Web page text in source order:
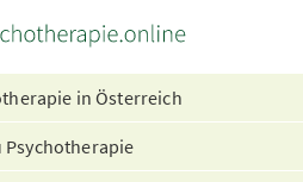
in Österreich
Psychotherapie